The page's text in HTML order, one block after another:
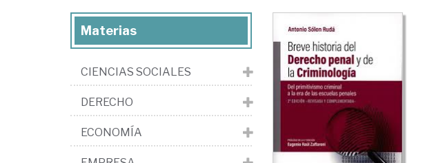
Materias
CIENCIAS SOCIALES
DERECHO
ECONOMÍA